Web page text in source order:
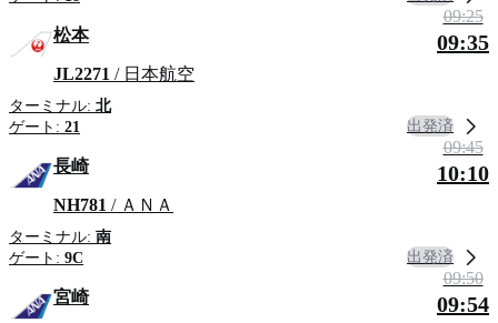
松本
JL2271 / 日本航空
ターミナル: 北
ゲート: 21
09:25
09:35
出発済
長崎
NH781 / ＡＮＡ
ターミナル: 南
ゲート: 9C
09:45
10:10
出発済
宮崎
09:50
09:54